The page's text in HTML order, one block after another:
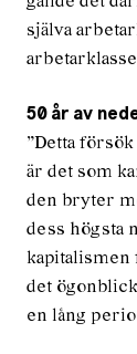
själva
50 år av
”Detta
är det som
den bryter
dess högsta
kapitalismen
det
en lång